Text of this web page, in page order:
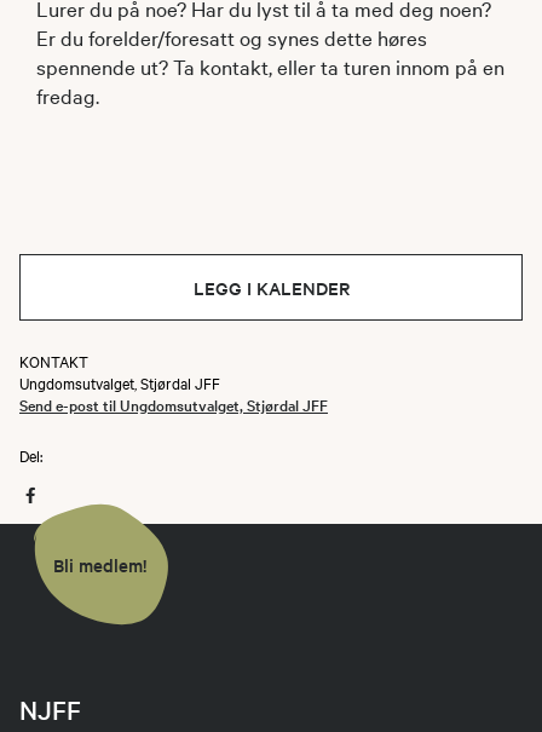
Lurer du på noe? Har du lyst til å ta med deg noen?
Er du forelder/foresatt og synes dette høres
spennende ut? Ta kontakt, eller ta turen innom på en
fredag.
LEGG I KALENDER
KONTAKT
Ungdomsutvalget, Stjørdal JFF
Send e-post til Ungdomsutvalget, Stjørdal JFF
Del:
Bli medlem!
NJFF